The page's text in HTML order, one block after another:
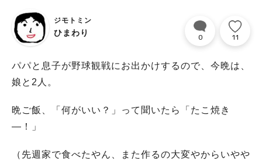
ジモトミン
ひまわり 0 11
パパと息子が野球観戦にお出かけするので、今晩は、
娘と2人。
晩ご飯、「何がいい？」って聞いたら「たこ焼き
―！」
（先週家で食べたやん、また作るの大変やからいやや